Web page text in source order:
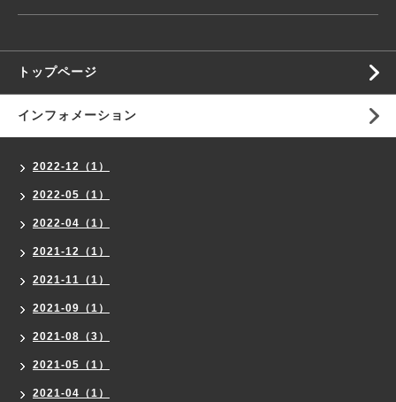
トップページ
インフォメーション
2022-12（1）
2022-05（1）
2022-04（1）
2021-12（1）
2021-11（1）
2021-09（1）
2021-08（3）
2021-05（1）
2021-04（1）